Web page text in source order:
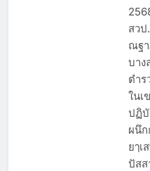
สวป
ณฐ
บาง
ตำร
ในเ
ปฏิบั
ผนึ
ยๅเ
ปัสส